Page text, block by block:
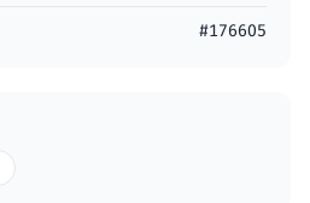
#176605